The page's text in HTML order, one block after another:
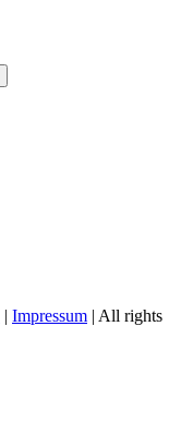
| Impressum | All rights